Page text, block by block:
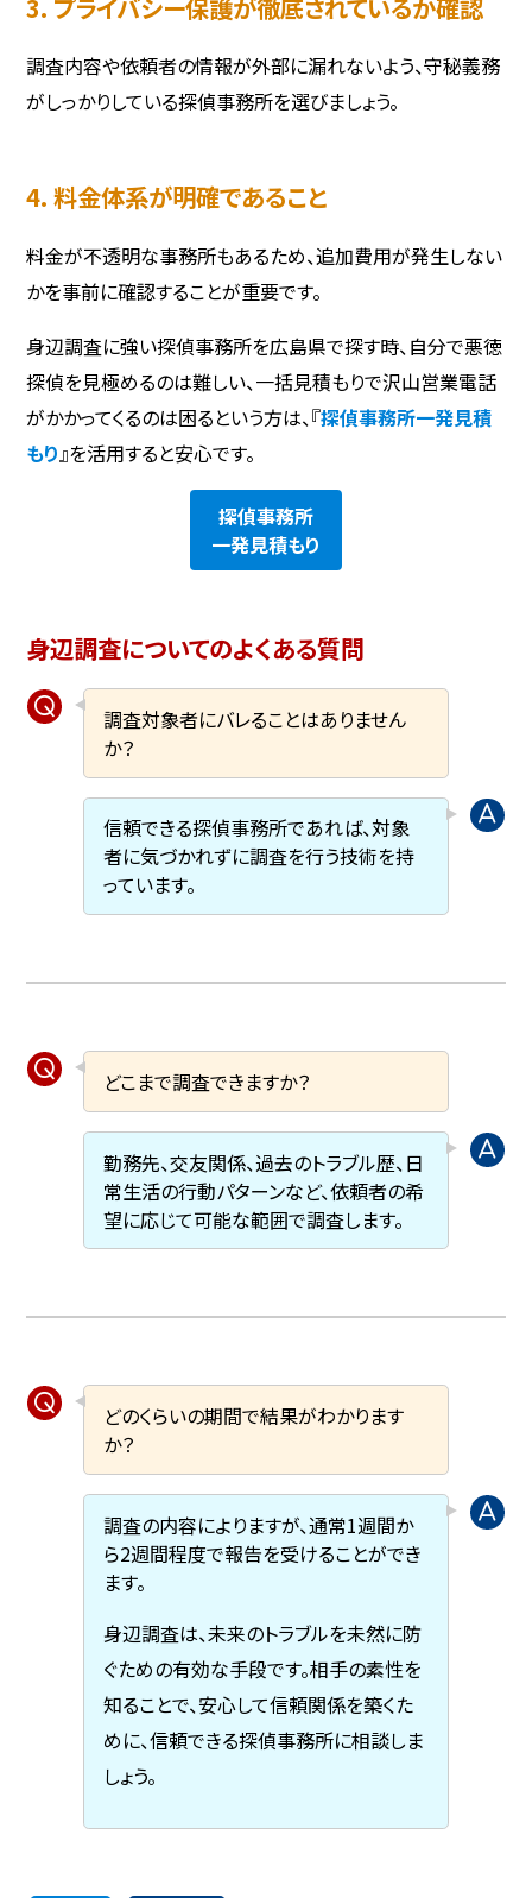
3. プライバシー保護が徹底されているか確認
調査内容や依頼者の情報が外部に漏れないよう、守秘義務
がしっかりしている探偵事務所を選びましょう。
4. 料金体系が明確であること
料金が不透明な事務所もあるため、追加費用が発生しない
かを事前に確認することが重要です。
身辺調査に強い探偵事務所を広島県で探す時、自分で悪徳
探偵を見極めるのは難しい、一括見積もりで沢山営業電話
がかかってくるのは困るという方は、『探偵事務所一発見積
もり 』を活用すると安心です。
探偵事務所
一発見積もり
身辺調査についてのよくある質問
調査対象者にバレることはありません
か？
信頼できる探偵事務所であれば、対象
者に気づかれずに調査を行う技術を持
っています。
どこまで調査できますか？
勤務先、交友関係、過去のトラブル歴、日
常生活の行動パターンなど、依頼者の希
望に応じて可能な範囲で調査します。
どのくらいの期間で結果がわかります
か？
調査の内容によりますが、通常1週間か
ら2週間程度で報告を受けることができ
ます。
身辺調査は、未来のトラブルを未然に防
ぐための有効な手段です。相手の素性を
知ることで、安心して信頼関係を築くた
めに、信頼できる探偵事務所に相談しま
しょう。